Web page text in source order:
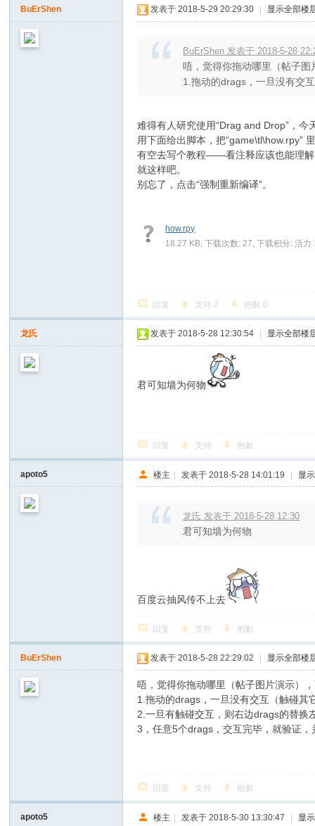
BuErShen 发表于 2018-5-29 20:29:30 显示全部楼
BuErShen 发表于 2018-5-28
唔，觉得你拖动哪里（帖子
1.拖动的drags，一旦没有交
难得有人研究使用“Drag and Drop”，
用下面给出脚本，把“game\tl\how.rpy”
有空去写个教程——看注释应该也能理
就这样吧。
别忘了，点击“强制重新编译”。
how.rpy
18.27 KB, 下载次数: 27, 下载积分: 活力
回复 支持 2 抱歉 0
龙氏 发表于 2018-5-28 12:30:54 显示全部楼
君可知墙为何物
回复 支持 抱歉
apoto5 楼主 | 发表于 2018-5-28 14:01:19 | 显
龙氏 发表于 2018-5-28 12:30
君可知墙为何物
百度云抽风传不上去
回复 支持 抱歉
BuErShen 发表于 2018-5-28 22:29:02 显示全部楼
唔，觉得你拖动哪里（帖子图片演示）
1.拖动的drags，一旦没有交互（触碰其
2.一旦有触碰交互，则右边drags的替
3，任意5个drags，交互完毕，就验证
回复 支持 抱歉
apoto5 楼主 | 发表于 2018-5-30 13:30:47 | 显